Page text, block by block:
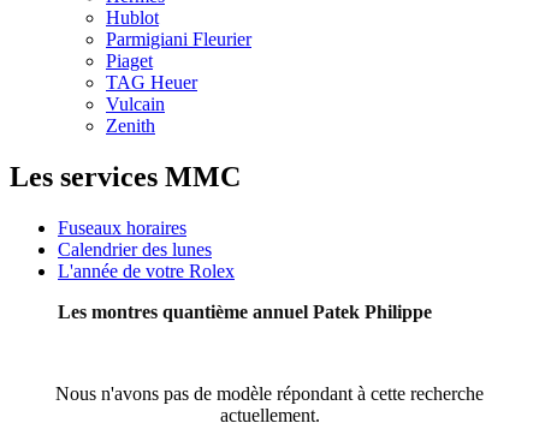
Hublot
Parmigiani Fleurier
Piaget
TAG Heuer
Vulcain
Zenith
Les services MMC
Fuseaux horaires
Calendrier des lunes
L'année de votre Rolex
Les montres quantième annuel Patek Philippe
Nous n'avons pas de modèle répondant à cette recherche
actuellement.